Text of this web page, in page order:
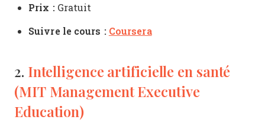
Prix :Gratuit
Suivre le cours : Coursera
2. Intelligence artificielle en santé
(MIT Management Executive
Education)